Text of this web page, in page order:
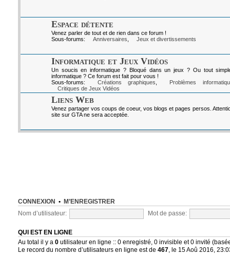
Espace détente
Venez parler de tout et de rien dans ce forum !
Sous-forums:
Anniversaires Jeux et divertissements
Informatique et Jeux Vidéos
Un soucis en informatique ? Bloqué dans un jeux ? Ou tout
informatique ? Ce forum est fait pour vous !
Sous-forums:
Créations graphiques
Problèmes
Critiques de Jeux Vidéos
Liens Web
Venez partager vos coups de coeur, vos blogs et pages persos.
site sur GTA ne sera acceptée.
CONNEXION • M’ENREGISTRER
Nom d’utilisateur: Mot de passe:
QUI EST EN LIGNE
Au total il y a 0utilisateur en ligne :: 0 enregistré, 0 invisible et 0 invité
Le record du nombre d’utilisateurs en ligne est de 467, le 15 Aoû 2016,